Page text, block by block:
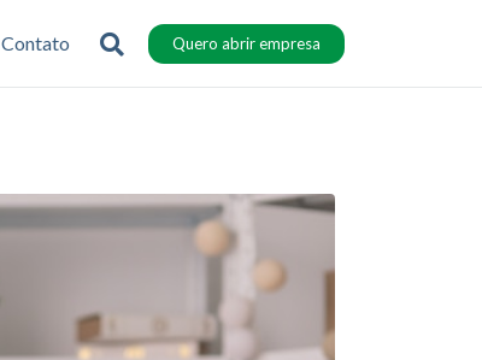
Contato Quero abrir empresa